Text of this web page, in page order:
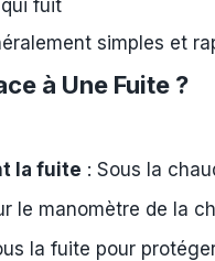
qui fuit
simples et
à Une Fuite ?
la fuite : Sous la
le manomètre de la
la fuite pour